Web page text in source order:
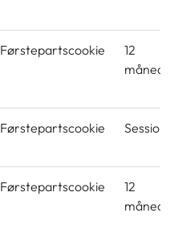
Førstepartscookie
12
Førstepartscookie Session
Førstepartscookie
12